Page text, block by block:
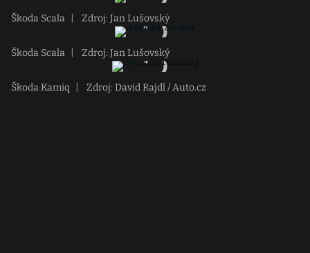
Škoda Scala Zdroj: Jan Lušovský
Škoda Scala Zdroj: Jan Lušovský
Škoda Kamiq Zdroj: David Rajdl / Auto.cz